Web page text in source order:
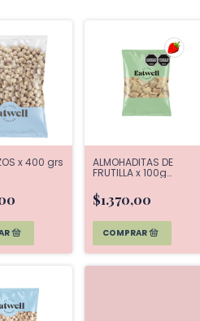
x 400 grs ALMOHADITAS DE
FRUTILLA x 100g
$1.370,00